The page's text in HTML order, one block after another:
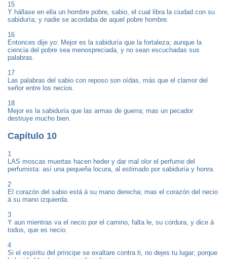
15
Y hállase en ella un hombre pobre, sabio, el cual libra la ciudad con su
sabiduría; y nadie se acordaba de aquel pobre hombre.
16
Entonces dije yo: Mejor es la sabiduría que la fortaleza; aunque la
ciencia del pobre sea menospreciada, y no sean escuchadas sus
palabras.
17
Las palabras del sabio con reposo son oídas, más que el clamor del
señor entre los necios.
18
Mejor es la sabiduría que las armas de guerra; mas un pecador
destruye mucho bien.
Capítulo 10
1
LAS moscas muertas hacen heder y dar mal olor el perfume del
perfumista: así una pequeña locura, al estimado por sabiduría y honra.
2
El corazón del sabio está á su mano derecha; mas el corazón del necio
á su mano izquierda.
3
Y aun mientras va el necio por el camino, falta le, su cordura, y dice á
todos, que es necio.
4
Si el espíritu del príncipe se exaltare contra ti, no dejes tu lugar; porque